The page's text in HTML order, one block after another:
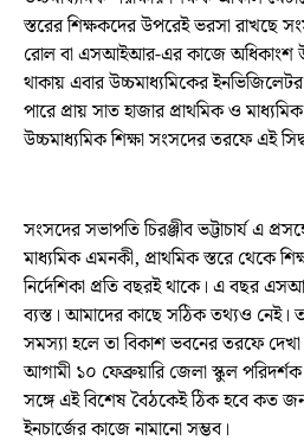
স্তরের শিক্ষকদের উপরেই ভরসা রাখছে
রোল বা এসআইআর-এর কাজে অধিকাংশ
থাকায় এবার উচ্চমাধ্যমিকের
পারে প্রায় সাত হাজার প্রাথমিক ও
উচ্চমাধ্যমিক শিক্ষা সংসদের তরফে এই
সংসদের সভাপতি চিরঞ্জীব ভট্টাচার্য এ
মাধ্যমিক এমনকী, প্রাথমিক স্তরে থেকে
নির্দেশিকা প্রতি বছরই থাকে। এ বছর
ব্যস্ত। আমাদের কাছে সঠিক তথ্যও নেই।
সমস্যা হলে তা বিকাশ ভবনের তরফে
আগামী ১০ ফেব্রুয়ারি জেলা স্কুল
সঙ্গে এই বিশেষ বৈঠকেই ঠিক হবে কত জন
ইনচার্জের কাজে নামানো সম্ভব।